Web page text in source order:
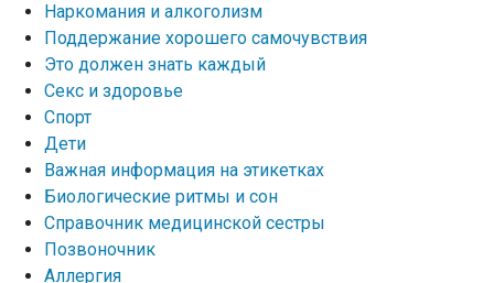
Наркомания и алкоголизм
Поддержание хорошего самочувствия
Это должен знать каждый
Секс и здоровье
Спорт
Дети
Важная информация на этикетках
Биологические ритмы и сон
Справочник медицинской сестры
Позвоночник
Аллергия